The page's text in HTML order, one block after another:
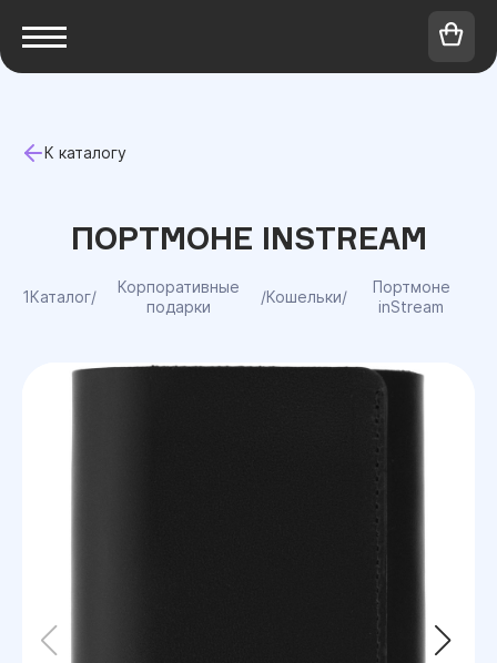
К каталогу
ПОРТМОНЕ INSTREAM
1Каталог/
Корпоративные
подарки
/Кошельки/
Портмоне
inStream